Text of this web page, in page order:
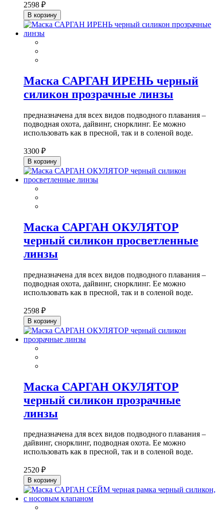
2598 ₽
В корзину
Маска САРГАН ИРЕНЬ черный
силикон прозрачные линзы
предназначена для всех видов подводного плавания –
подводная охота, дайвинг, снорклинг. Ее можно
использовать как в пресной, так и в соленой воде.
3300 ₽
В корзину
Маска САРГАН ОКУЛЯТОР
черный силикон просветленные
линзы
предназначена для всех видов подводного плавания –
подводная охота, дайвинг, снорклинг. Ее можно
использовать как в пресной, так и в соленой воде.
2598 ₽
В корзину
Маска САРГАН ОКУЛЯТОР
черный силикон прозрачные
линзы
предназначена для всех видов подводного плавания –
дайвинг, снорклинг, подводная охота. Ее можно
использовать как в пресной, так и в соленой воде.
2520 ₽
В корзину